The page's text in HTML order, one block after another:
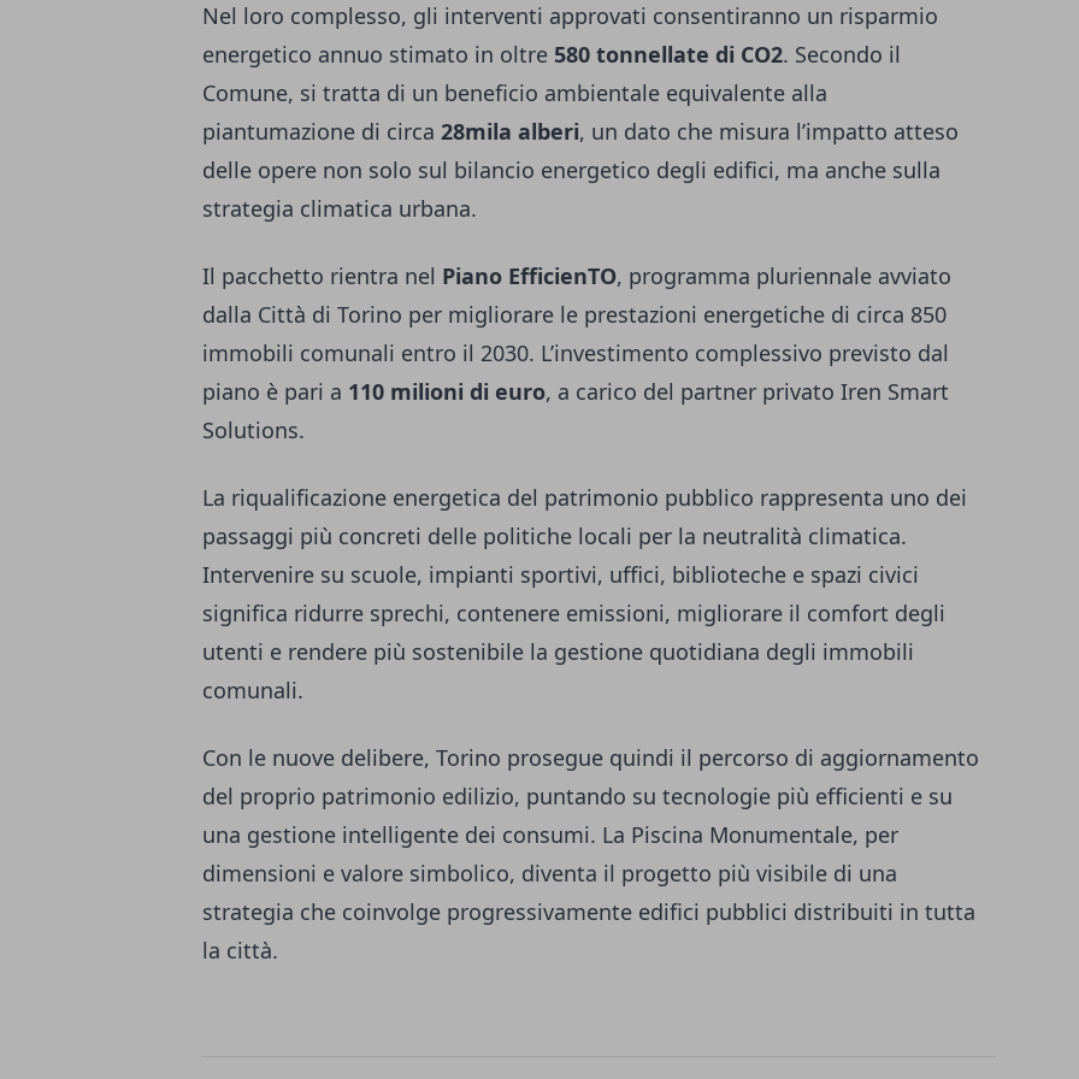
Nel loro complesso, gli interventi approvati consentiranno un risparmio
energetico annuo stimato in oltre 580 tonnellate di CO2. Secondo il
Comune, si tratta di un beneficio ambientale equivalente alla
piantumazione di circa 28mila alberi, un dato che misura l’impatto atteso
delle opere non solo sul bilancio energetico degli edifici, ma anche sulla
strategia climatica urbana.
Il pacchetto rientra nel Piano EfficienTO, programma pluriennale avviato
dalla Città di Torino per migliorare le prestazioni energetiche di circa 850
immobili comunali entro il 2030. L’investimento complessivo previsto dal
piano è pari a 110 milioni di euro, a carico del partner privato Iren Smart
Solutions.
La riqualificazione energetica del patrimonio pubblico rappresenta uno dei
passaggi più concreti delle politiche locali per la neutralità climatica.
Intervenire su scuole, impianti sportivi, uffici, biblioteche e spazi civici
significa ridurre sprechi, contenere emissioni, migliorare il comfort degli
utenti e rendere più sostenibile la gestione quotidiana degli immobili
comunali.
Con le nuove delibere, Torino prosegue quindi il percorso di aggiornamento
del proprio patrimonio edilizio, puntando su tecnologie più efficienti e su
una gestione intelligente dei consumi. La Piscina Monumentale, per
dimensioni e valore simbolico, diventa il progetto più visibile di una
strategia che coinvolge progressivamente edifici pubblici distribuiti in tutta
la città.